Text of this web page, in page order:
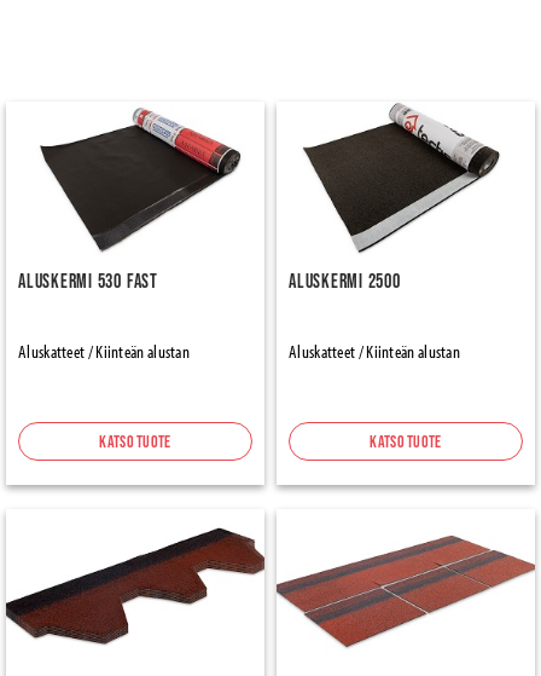
Aluskermi 530 FAST
Aluskatteet / Kiinteän alustan
Katso tuote
Aluskermi 2500
Aluskatteet / Kiinteän alustan
Katso tuote